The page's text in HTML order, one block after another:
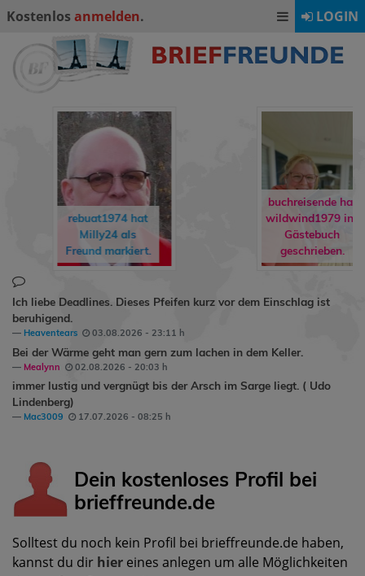
Kostenlos anmelden. LOGIN
buchreisende hat
wildwind1979ins
Gästebuch
geschrieben.
rene90hat
Ormlingals
Freund markiert.
Ich liebe Deadlines. Dieses Pfeifen kurz vor dem Einschlag ist
beruhigend.
Heaventears 03.08.2026 - 23:11 h
Bei der Wärme geht man gern zum lachen in dem Keller.
Mealynn 02.08.2026 - 20:03 h
immer lustig und vergnügt bis der Arsch im Sarge liegt. ( Udo
Lindenberg)
Mac3009 17.07.2026 - 08:25 h
Dein kostenloses Profil bei
brieffreunde.de
Solltest du noch kein Profil bei brieffreunde.de haben,
kannst du dir hier eines anlegen um alle Möglichkeiten